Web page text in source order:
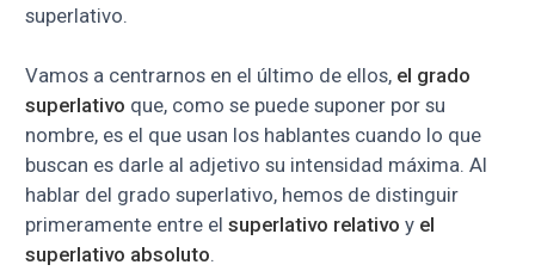
superlativo.
Vamos a centrarnos en el último de ellos, el grado
superlativo que, como se puede suponer por su
nombre, es el que usan los hablantes cuando lo que
buscan es darle al adjetivo su intensidad máxima. Al
hablar del grado superlativo, hemos de distinguir
primeramente entre el superlativo relativo y el
superlativo absoluto.